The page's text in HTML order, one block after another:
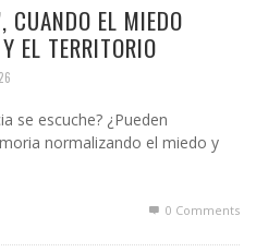
CUANDO EL MIEDO
EL TERRITORIO
se escuche? ¿Pueden
normalizando el miedo y
0 Comments